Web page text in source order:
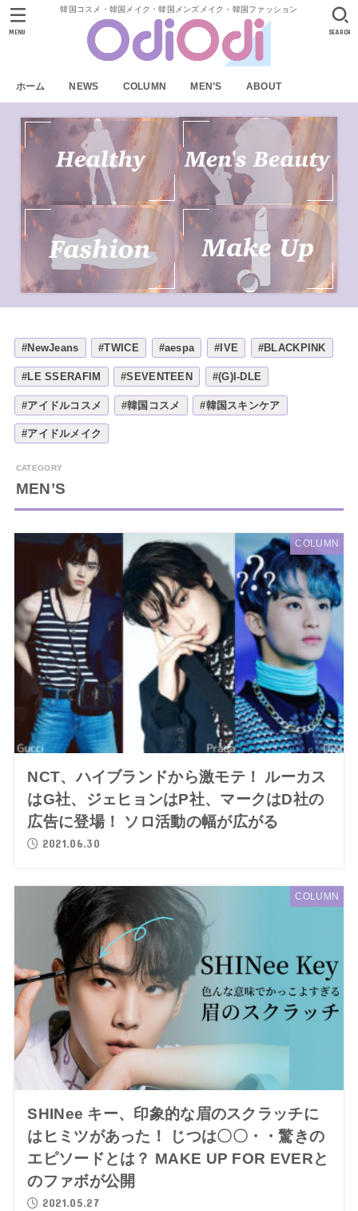
韓国コスメ・韓国メイク・韓国メンズメイク・韓国ファッション
ホーム NEWS COLUMN MEN’S ABOUT
SEARCH
MENU
#NewJeans #TWICE #aespa #IVE #BLACKPINK
#LE SSERAFIM #SEVENTEEN #(G)I-DLE
#アイドルコスメ #韓国コスメ #韓国スキンケア
#アイドルメイク
MEN’S
COLUMN
NCT、ハイブランドから激モテ！ ルーカス
はG社、ジェヒョンはP社、マークはD社の
広告に登場！ ソロ活動の幅が広がる
2021.06.30
COLUMN
SHINee キー、印象的な眉のスクラッチに
はヒミツがあった！ じつは〇〇・・驚きの
エピソードとは？ MAKE UP FOR EVERと
のファボが公開
2021.05.27